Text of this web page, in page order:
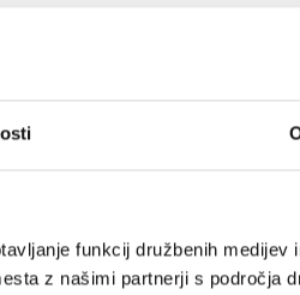
funkcij družbenih medijev
z našimi partnerji s področja